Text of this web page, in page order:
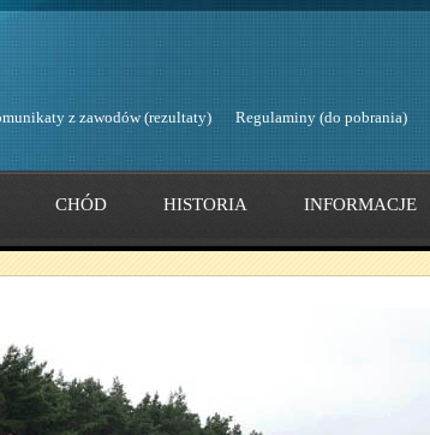
z zawodów (rezultaty) Regulaminy (do pobrania)
CHÓD HISTORIA INFORMACJE